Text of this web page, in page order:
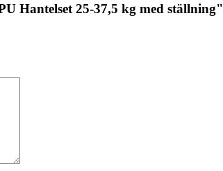
Hantelset 25-37,5 kg med ställning"